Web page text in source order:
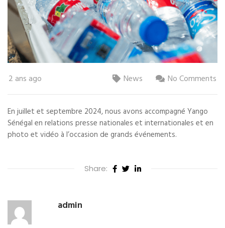
2 ans ago News No Comments
En juillet et septembre 2024, nous avons accompagné Yango
Sénégal en relations presse nationales et internationales et en
photo et vidéo à l’occasion de grands événements.
Share:
admin